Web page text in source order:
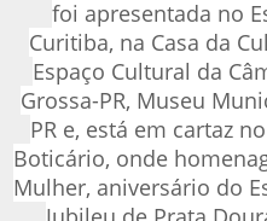
foi apresentada no
Curitiba, na Casa da
Espaço Cultural da
Grossa-PR, Museu
PR e, está em cartaz
Boticário, onde
Mulher, aniversário do